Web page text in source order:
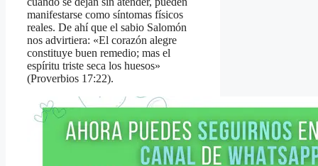
manifestarse como síntomas físicos
reales. De ahí que el sabio Salomón
nos advirtiera: «El corazón alegre
constituye buen remedio; mas el
espíritu triste seca los huesos»
(Proverbios 17:22).